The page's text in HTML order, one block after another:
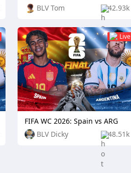
BLV Tom 42.93k
Live
BLV Dicky 48.51k
FIFA WC 2026: Spain vs ARG